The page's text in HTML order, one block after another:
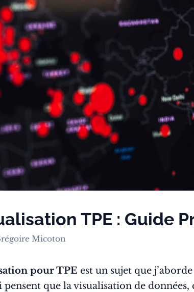
TPE : Guide
Micoton
pour TPE est un sujet que
que la visualisation de données,